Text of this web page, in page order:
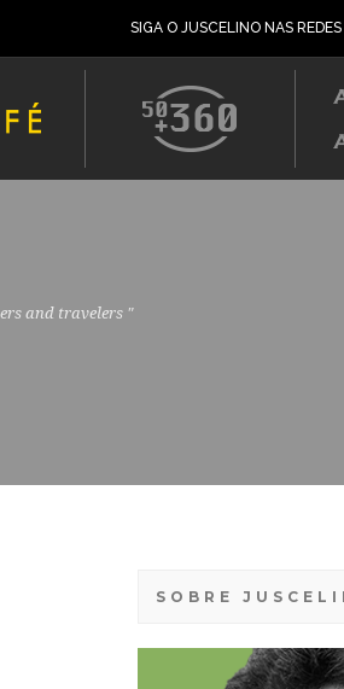
SIGA O JUSCELINO NAS REDES
and travelers "
SOBRE